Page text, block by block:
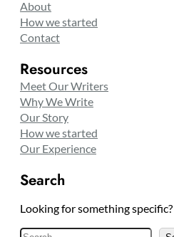
About
How we started
Contact
Resources
Meet Our Writers
Why We Write
Our Story
How we started
Our Experience
Search
Looking for something